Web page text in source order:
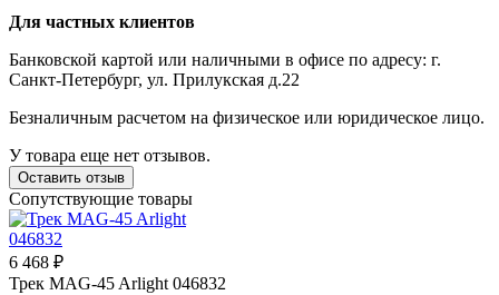
Для частных клиентов
Банковской картой или наличными в офисе по адресу: г.
Санкт-Петербург, ул. Прилукская д.22
Безналичным расчетом на физическое или юридическое лицо.
У товара еще нет отзывов.
Оставить отзыв
Сопутствующие товары
6 468 ₽
Трек MAG-45 Arlight 046832